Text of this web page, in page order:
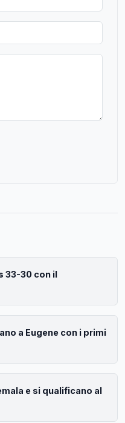
33-30 con il
a Eugene con i primi
e si qualificano al